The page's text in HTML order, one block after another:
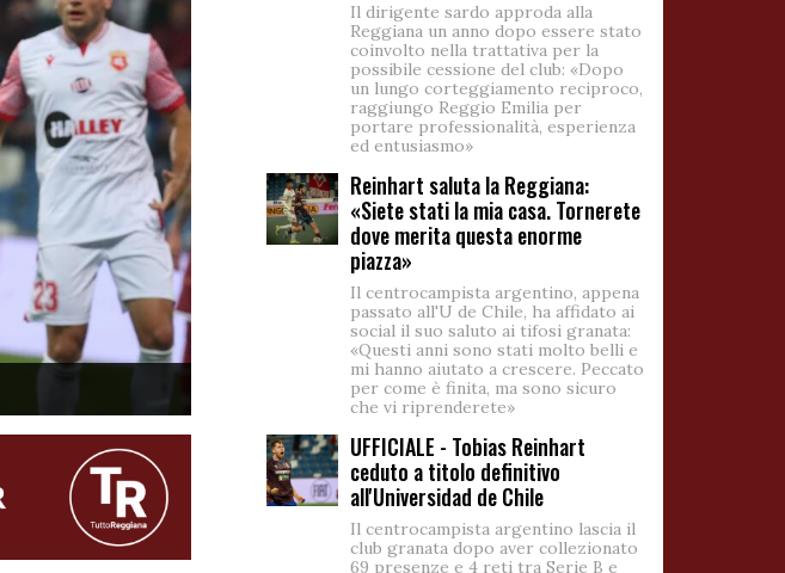
Il dirigente sardo approda alla
Reggiana un anno dopo essere stato
coinvolto nella trattativa per la
possibile cessione del club: «Dopo
un lungo corteggiamento reciproco,
raggiungo Reggio Emilia per
portare professionalità, esperienza
ed entusiasmo»
Reinhart saluta la Reggiana:
«Siete stati la mia casa. Tornerete
dove merita questa enorme
piazza»
Il centrocampista argentino, appena
passato all'U de Chile, ha affidato ai
social il suo saluto ai tifosi granata:
«Questi anni sono stati molto belli e
mi hanno aiutato a crescere. Peccato
per come è finita, ma sono sicuro
che vi riprenderete»
UFFICIALE - Tobias Reinhart
ceduto a titolo definitivo
all'Universidad de Chile
Il centrocampista argentino lascia il
club granata dopo aver collezionato
69 presenze e 4 reti tra Serie B e